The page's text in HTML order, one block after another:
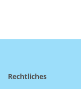
Rechtliches